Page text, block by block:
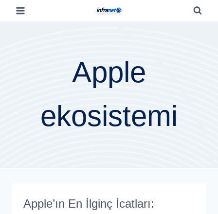
Apple
ekosistemi
Apple’ın En İlginç İcatları: